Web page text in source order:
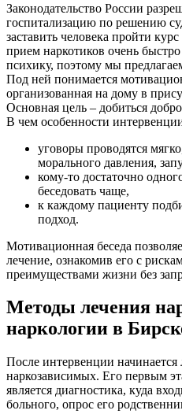
Законодательство России
госпитализацию по решению
заставить человека пройти
прием наркотиков очень
психику, поэтому мы
Под ней понимается
организованная на дому в
Основная цель – добиться
В чем особенности
уговоры проводятся
морального давления,
кому-то достаточно
беседовать чаще,
к каждому пациенту
подход.
Мотивационная беседа
лечение, ознакомив его с
преимуществами жизни без
Методы лечения
наркологии в
После интервенции начинается
наркозависимых. Его первым
является диагностика, куда
больного, опрос его